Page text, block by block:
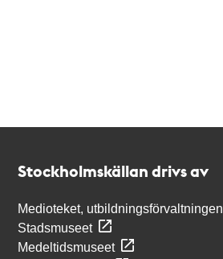
Stockholmskällan drivs av
Medioteket, utbildningsförvaltningen
Stadsmuseet
Medeltidsmuseet